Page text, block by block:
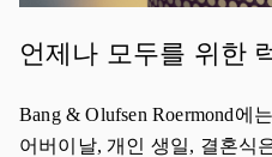
언제나 모두를 위한
Bang & Olufsen Roermond에
어버이날, 개인 생일, 결혼식